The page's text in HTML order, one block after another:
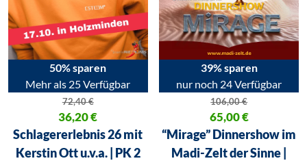
50% sparen
Mehr als 25 Verfügbar
72,40€
Ursprünglicher Preis war: 72,40 €
36,20€
Aktueller Preis ist: 36,20 €.
Schlagererlebnis 26 mit
Kerstin Ott u.v.a. | PK 2
39% sparen
nur noch 24 Verfügbar
106,00€
Ursprünglicher Preis war:
65,00€
Aktueller Preis ist: 65,00 €.
“Mirage” Dinnershow im
Madi-Zelt der Sinne |